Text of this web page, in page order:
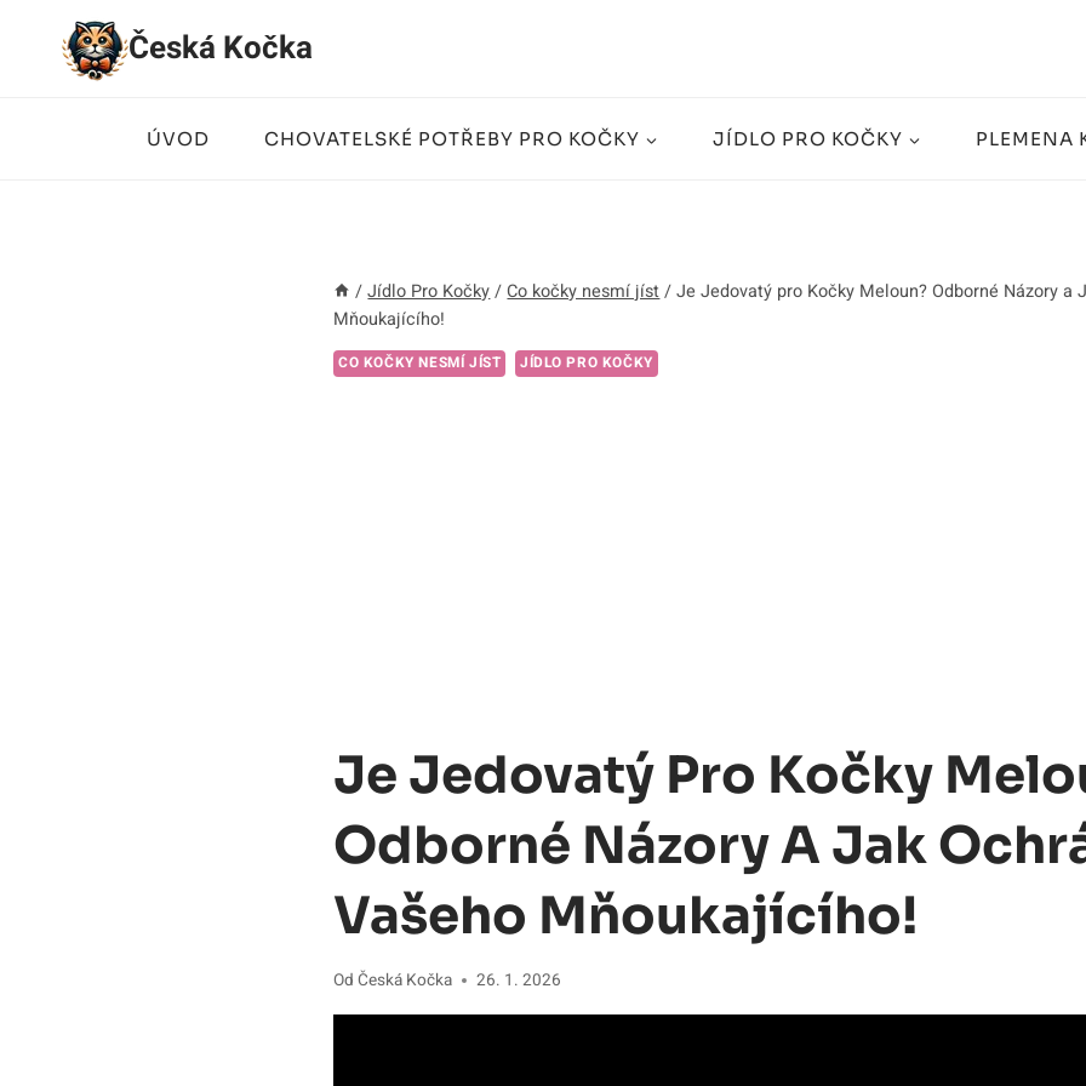
Přeskočit
Česká Kočka
ÚVOD CHOVATELSKÉ POTŘEBY PRO KOČKY JÍDLO PRO KOČKY PLEMENA
/ Jídlo Pro Kočky / Co kočky nesmí jíst / Je Jedovatý pro Kočky Meloun? Odborné Názory a
Mňoukajícího!
CO KOČKY NESMÍ JÍST JÍDLO PRO KOČKY
Je Jedovatý Pro Kočky
Odborné Názory A Jak
Vašeho Mňoukajícího!
Od Česká Kočka 26. 1. 2026